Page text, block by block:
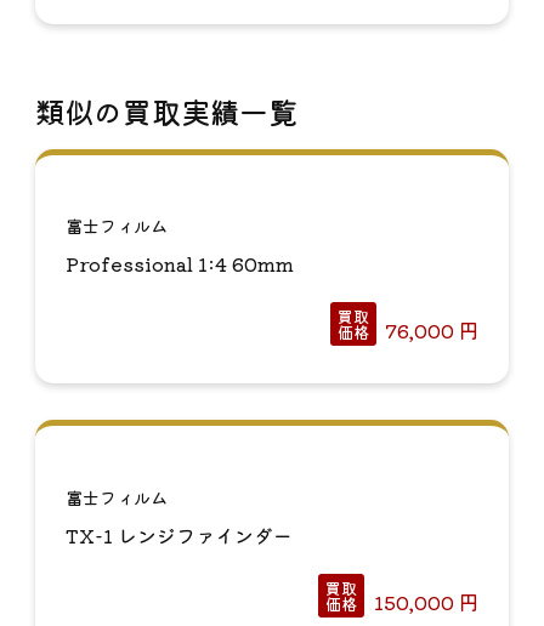
類似の買取実績一覧
富士フィルム
Professional 1:4 60mm
買取
価格 76,000 円
富士フィルム
TX-1 レンジファインダー
買取
価格 150,000 円